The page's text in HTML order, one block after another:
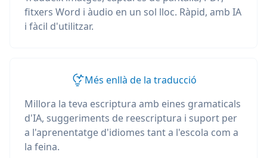
fitxers Word i àudio en un sol lloc. Ràpid, amb IA
i fàcil d'utilitzar.
Més enllà de la traducció
Millora la teva escriptura amb eines gramaticals
d'IA, suggeriments de reescriptura i suport per
a l'aprenentatge d'idiomes tant a l'escola com a
la feina.